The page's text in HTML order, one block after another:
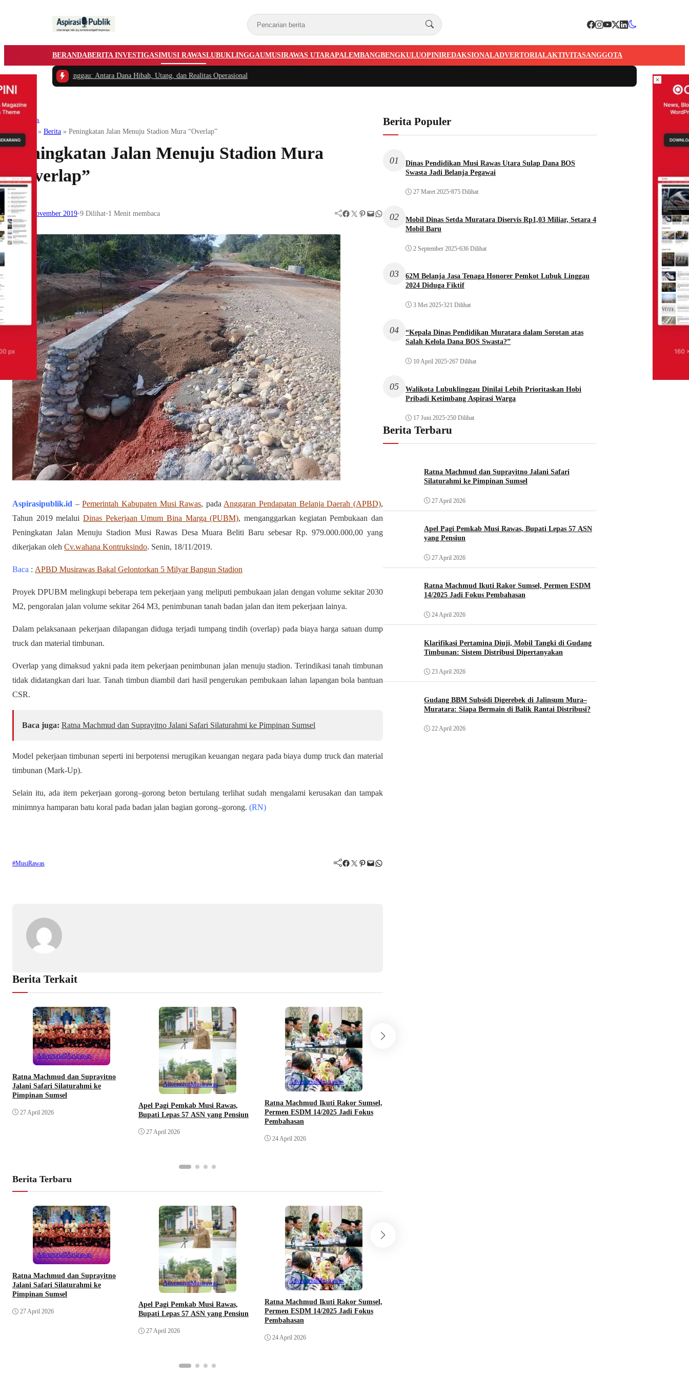
BERANDABERITA INVESTIGASIMUSI RAWASLUBUKLINGGAUMUSIRAWAS UTARAPALEMBANGBENGKULUOPINIREDAKSIONALADVERTORIALAKTIVITASANGGOTA
Linggau: Antara Dana Hibah, Utang, dan Realitas Operasional
Musirawas
Beranda » Berita » Peningkatan Jalan Menuju Stadion Mura “Overlap”
Peningkatan Jalan Menuju Stadion Mura
“Overlap”
18 November 2019•9 Dilihat•1 Menit membaca Facebook Twitter Pinterest Mail WhatsApp
Aspirasipublik.id –Pemerintah Kabupaten Musi Rawas, pada Anggaran Pendapatan Belanja Daerah (APBD),
Tahun 2019 melalui Dinas Pekerjaan Umum Bina Marga (PUBM), menganggarkan kegiatan Pembukaan dan
Peningkatan Jalan Menuju Stadion Musi Rawas Desa Muara Beliti Baru sebesar Rp. 979.000.000,00 yang
dikerjakan oleh Cv.wahana Kontruksindo. Senin, 18/11/2019.
Baca : APBD Musirawas Bakal Gelontorkan 5 Milyar Bangun Stadion
Proyek DPUBM melingkupi beberapa tem pekerjaan yang meliputi pembukaan jalan dengan volume sekitar 2030
M2, pengoralan jalan volume sekitar 264 M3, penimbunan tanah badan jalan dan item pekerjaan lainya.
Dalam pelaksanaan pekerjaan dilapangan diduga terjadi tumpang tindih (overlap) pada biaya harga satuan dump
truck dan material timbunan.
Overlap yang dimaksud yakni pada item pekerjaan penimbunan jalan menuju stadion. Terindikasi tanah timbunan
tidak didatangkan dari luar. Tanah timbun diambil dari hasil pengerukan pembukaan lahan lapangan bola bantuan
CSR.
Baca juga: Ratna Machmud dan Suprayitno Jalani Safari Silaturahmi ke Pimpinan Sumsel
Model pekerjaan timbunan seperti ini berpotensi merugikan keuangan negara pada biaya dump truck dan material
timbunan (Mark-Up).
Selain itu, ada item pekerjaan gorong–gorong beton bertulang terlihat sudah mengalami kerusakan dan tampak
minimnya hamparan batu koral pada badan jalan bagian gorong–gorong. (RN)
#MusiRawas Facebook Twitter Pinterest Mail WhatsApp
Berita Terkait
AdvertorialMusirawas
Ratna Machmud dan Suprayitno
Jalani Safari Silaturahmi ke
Pimpinan Sumsel
27 April 2026
AdvertorialMusirawas
Apel Pagi Pemkab Musi Rawas,
Bupati Lepas 57 ASN yang Pensiun
27 April 2026
AdvertorialMusirawas
Ratna Machmud Ikuti Rakor Sumsel,
Permen ESDM 14/2025 Jadi Fokus
Pembahasan
24 April 2026
Berita Terbaru
AdvertorialMusirawas
Ratna Machmud dan Suprayitno
Jalani Safari Silaturahmi ke
Pimpinan Sumsel
27 April 2026
AdvertorialMusirawas
Apel Pagi Pemkab Musi Rawas,
Bupati Lepas 57 ASN yang Pensiun
27 April 2026
AdvertorialMusirawas
Ratna Machmud Ikuti Rakor Sumsel,
Permen ESDM 14/2025 Jadi Fokus
Pembahasan
24 April 2026
Berita Populer
01
Dinas Pendidikan Musi Rawas Utara Sulap Dana BOS
Swasta Jadi Belanja Pegawai
27 Maret 2025•875 Dilihat
02
Mobil Dinas Setda Muratara Diservis Rp1,03 Miliar, Setara 4
Mobil Baru
2 September 2025•636 Dilihat
03
62M Belanja Jasa Tenaga Honorer Pemkot Lubuk Linggau
2024 Diduga Fiktif
3 Mei 2025•321 Dilihat
04
“Kepala Dinas Pendidikan Muratara dalam Sorotan atas
Salah Kelola Dana BOS Swasta?”
10 April 2025•267 Dilihat
05
Walikota Lubuklinggau Dinilai Lebih Prioritaskan Hobi
Pribadi Ketimbang Aspirasi Warga
17 Juni 2025•250 Dilihat
Berita Terbaru
Ratna Machmud dan Suprayitno Jalani Safari
Silaturahmi ke Pimpinan Sumsel
27 April 2026
Apel Pagi Pemkab Musi Rawas, Bupati Lepas 57 ASN
yang Pensiun
27 April 2026
Ratna Machmud Ikuti Rakor Sumsel, Permen ESDM
14/2025 Jadi Fokus Pembahasan
24 April 2026
Klarifikasi Pertamina Diuji, Mobil Tangki di Gudang
Timbunan: Sistem Distribusi Dipertanyakan
23 April 2026
Gudang BBM Subsidi Digerebek di Jalinsum Mura–
Muratara: Siapa Bermain di Balik Rantai Distribusi?
22 April 2026
×